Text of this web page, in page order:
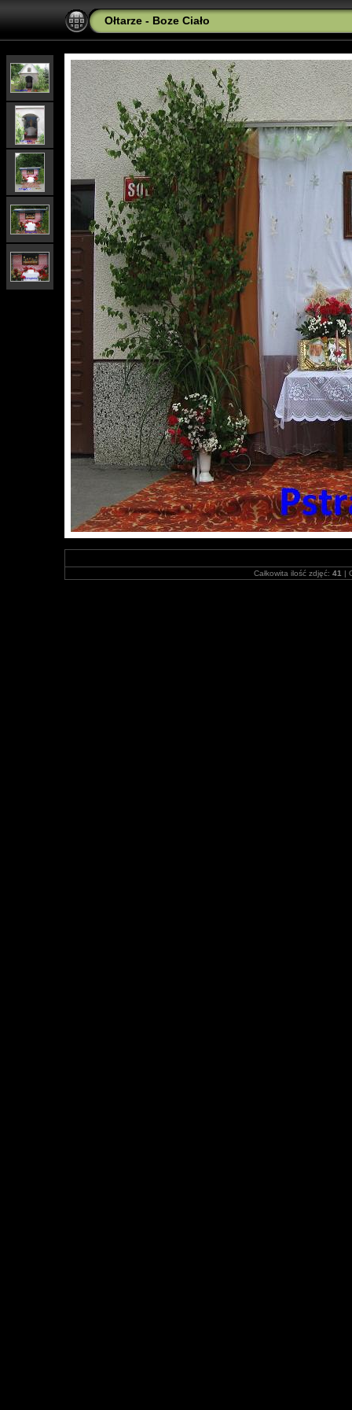
Ołtarze - Boze Ciało
Całkowita ilość zdjęć: 41 |